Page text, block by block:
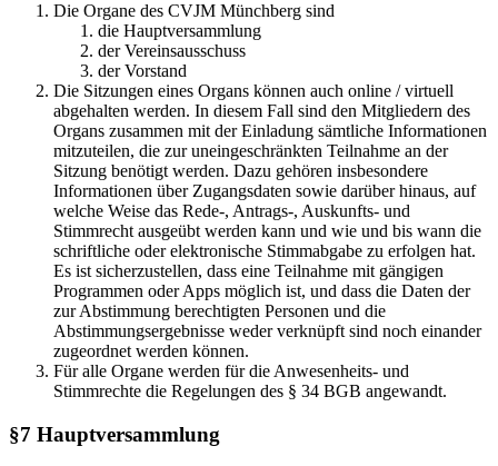
Die Organe des CVJM Münchberg sind
die Hauptversammlung
der Vereinsausschuss
der Vorstand
Die Sitzungen eines Organs können auch online / virtuell
abgehalten werden. In diesem Fall sind den Mitgliedern des
Organs zusammen mit der Einladung sämtliche Informationen
mitzuteilen, die zur uneingeschränkten Teilnahme an der
Sitzung benötigt werden. Dazu gehören insbesondere
Informationen über Zugangsdaten sowie darüber hinaus, auf
welche Weise das Rede-, Antrags-, Auskunfts- und
Stimmrecht ausgeübt werden kann und wie und bis wann die
schriftliche oder elektronische Stimmabgabe zu erfolgen hat.
Es ist sicherzustellen, dass eine Teilnahme mit gängigen
Programmen oder Apps möglich ist, und dass die Daten der
zur Abstimmung berechtigten Personen und die
Abstimmungsergebnisse weder verknüpft sind noch einander
zugeordnet werden können.
Für alle Organe werden für die Anwesenheits- und
Stimmrechte die Regelungen des § 34 BGB angewandt.
§7 Hauptversammlung